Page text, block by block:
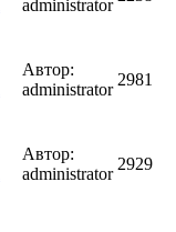
administrator
Автор:
administrator
2981
Автор:
administrator
2929